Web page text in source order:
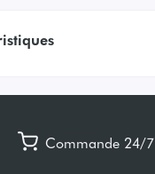
Commande 24/7